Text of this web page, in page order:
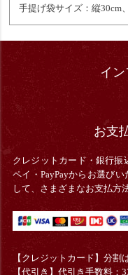
手提げ袋サイズ：縦30cm
イ
お支
クレジットカード・銀行振
ペイ・PayPayからお選び
して、さまざまなお支払方
【クレジットカード】分割
【代引き】代引き手数料：